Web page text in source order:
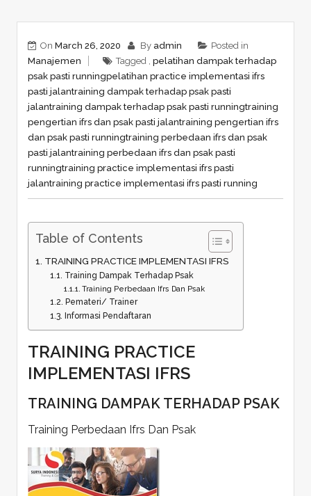
On March 26, 2020 By admin
Posted in
Manajemen
Tagged , pelatihan dampak terhadap
psak pasti runningpelatihan practice implementasi ifrs
pasti jalantraining dampak terhadap psak pasti
jalantraining dampak terhadap psak pasti runningtraining
pengertian ifrs dan psak pasti jalantraining pengertian ifrs
dan psak pasti runningtraining perbedaan ifrs dan psak
pasti jalantraining perbedaan ifrs dan psak pasti
runningtraining practice implementasi ifrs pasti
jalantraining practice implementasi ifrs pasti running
Table of Contents
TRAINING PRACTICE IMPLEMENTASI IFRS
Training Dampak Terhadap Psak
Training Perbedaan Ifrs Dan Psak
Pemateri/ Trainer
Informasi Pendaftaran
TRAINING PRACTICE
IMPLEMENTASI IFRS
TRAINING DAMPAK TERHADAP PSAK
Training Perbedaan Ifrs Dan Psak